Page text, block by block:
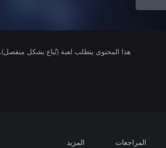
هذا المحتوى يتطلب لعبة (تُباع بشكل منفصل).
المراجعات المزيد